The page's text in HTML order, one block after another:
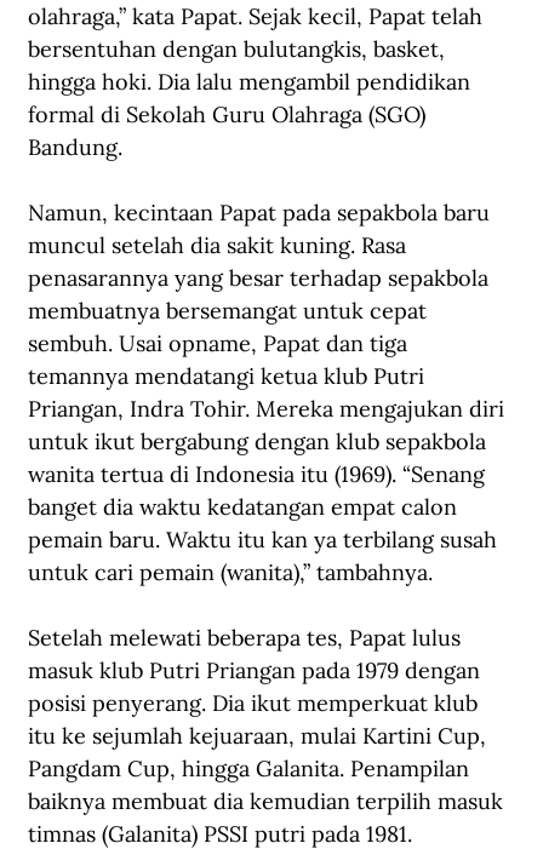
olahraga,” kata Papat. Sejak kecil, Papat telah
bersentuhan dengan bulutangkis, basket,
hingga hoki. Dia lalu mengambil pendidikan
formal di Sekolah Guru Olahraga (SGO)
Bandung.
Namun, kecintaan Papat pada sepakbola baru
muncul setelah dia sakit kuning. Rasa
penasarannya yang besar terhadap sepakbola
membuatnya bersemangat untuk cepat
sembuh. Usai opname, Papat dan tiga
temannya mendatangi ketua klub Putri
Priangan, Indra Tohir. Mereka mengajukan diri
untuk ikut bergabung dengan klub sepakbola
wanita tertua di Indonesia itu (1969). “Senang
banget dia waktu kedatangan empat calon
pemain baru. Waktu itu kan ya terbilang susah
untuk cari pemain (wanita),” tambahnya.
Setelah melewati beberapa tes, Papat lulus
masuk klub Putri Priangan pada 1979 dengan
posisi penyerang. Dia ikut memperkuat klub
itu ke sejumlah kejuaraan, mulai Kartini Cup,
Pangdam Cup, hingga Galanita. Penampilan
baiknya membuat dia kemudian terpilih masuk
timnas (Galanita) PSSI putri pada 1981.